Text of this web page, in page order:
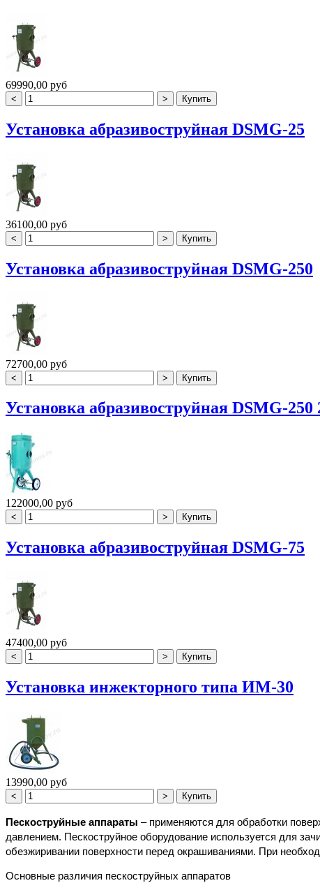
69990,00 руб
Установка абразивоструйная DSMG-25
36100,00 руб
Установка абразивоструйная DSMG-250
72700,00 руб
Установка абразивоструйная DSMG-250
122000,00 руб
Установка абразивоструйная DSMG-75
47400,00 руб
Установка инжекторного типа ИМ-30
13990,00 руб
Пескоструйные аппараты – применяются для обработки
давлением. Пескоструйное оборудование используется для
обезжиривании поверхности перед окрашиваниями. При
Основные различия пескоструйных аппаратов